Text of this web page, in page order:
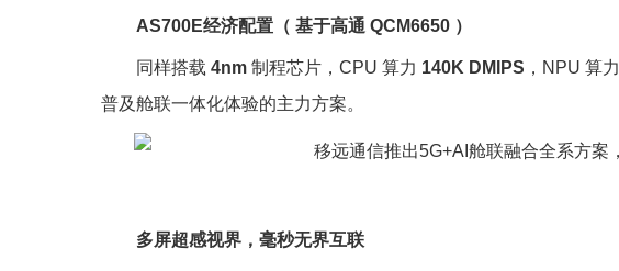
AS700E经济配置（ 基于高通 QCM6650 ）
同样搭载 4nm 制程芯片，CPU 算力 140K DMIPS ，NPU 算力
普及舱联一体化体验的主力方案。
多屏超感视界，毫秒无界互联